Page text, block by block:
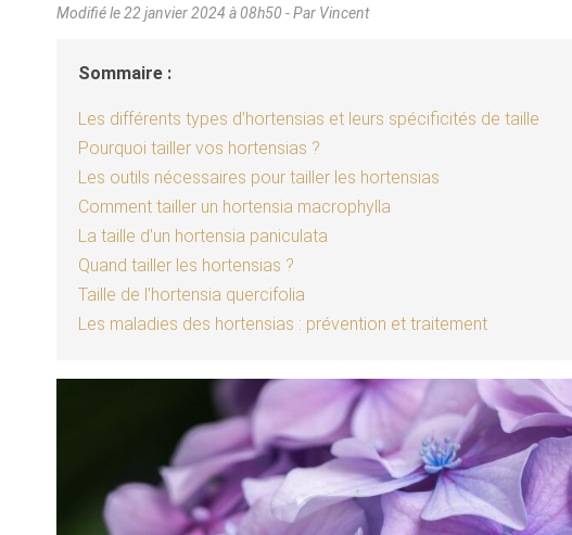
Modifié le22 janvier 2024 à 08h50 - Par Vincent
Sommaire :
Les différents types d’hortensias et leurs spécificités de taille
Pourquoi tailler vos hortensias ?
Les outils nécessaires pour tailler les hortensias
Comment tailler un hortensia macrophylla
La taille d’un hortensia paniculata
Quand tailler les hortensias ?
Taille de l’hortensia quercifolia
Les maladies des hortensias : prévention et traitement